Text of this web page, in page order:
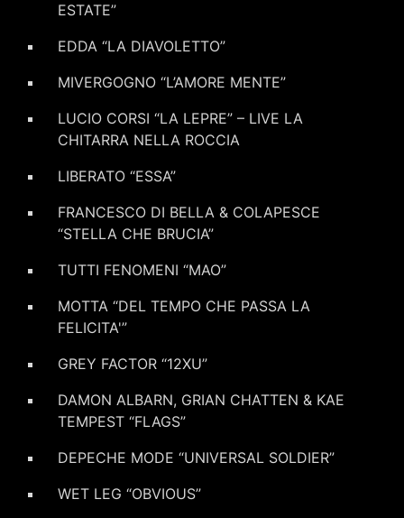
ESTATE”
EDDA “LA DIAVOLETTO”
MIVERGOGNO “L’AMORE MENTE”
LUCIO CORSI “LA LEPRE” – LIVE LA
CHITARRA NELLA ROCCIA
LIBERATO “ESSA”
FRANCESCO DI BELLA & COLAPESCE
“STELLA CHE BRUCIA”
TUTTI FENOMENI “MAO”
MOTTA “DEL TEMPO CHE PASSA LA
FELICITA'”
GREY FACTOR “12XU”
DAMON ALBARN, GRIAN CHATTEN & KAE
TEMPEST “FLAGS”
DEPECHE MODE “UNIVERSAL SOLDIER”
WET LEG “OBVIOUS”